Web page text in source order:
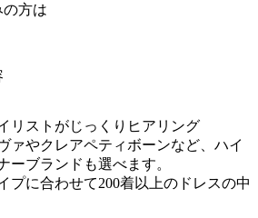
方は
リストがじっくりヒアリング
ァやクレアペティボーンなど、ハイ
ーブランドも選べます。
プに合わせて200着以上のドレスの中